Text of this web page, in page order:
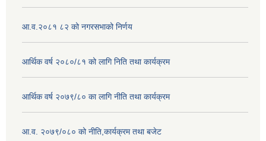
आ.व.२०८१ ८२ को नगरसभाको निर्णय
आर्थिक वर्ष २०८०/८१ को लागि निति तथा कार्यक्रम
आर्थिक वर्ष २०७९/८० का लागि नीति तथा कार्यक्रम
आ.व. २०७९/०८० को नीति,कार्यक्रम तथा बजेट